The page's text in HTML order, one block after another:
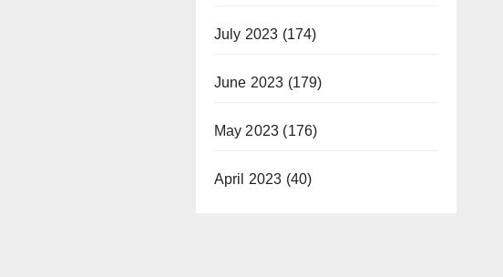
July 2023 (174)
June 2023 (179)
May 2023 (176)
April 2023 (40)